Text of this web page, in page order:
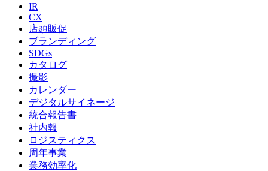
IR
CX
店頭販促
ブランディング
SDGs
カタログ
撮影
カレンダー
デジタルサイネージ
統合報告書
社内報
ロジスティクス
周年事業
業務効率化